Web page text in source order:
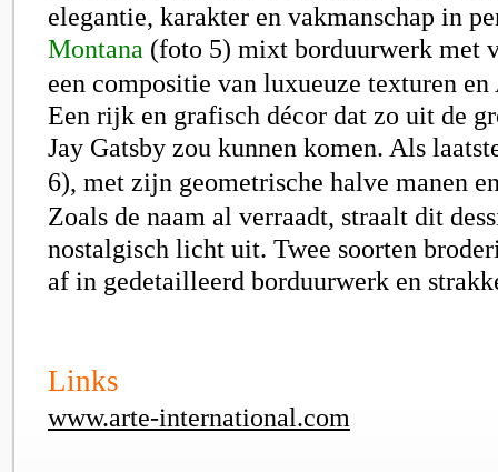
elegantie, karakter en vakmanschap in
Montana (foto 5) mixt borduurwerk met
een compositie van luxueuze texturen
Een rijk en grafisch décor dat zo uit de
Jay Gatsby zou kunnen komen. Als
6), met zijn geometrische halve manen
Zoals de naam al verraadt, straalt dit
nostalgisch licht uit. Twee soorten
af in gedetailleerd borduurwerk en
Links
www.arte-international.com